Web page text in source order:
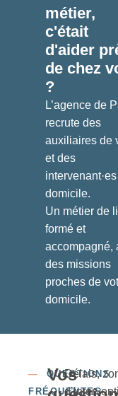
métier,
c'était
d'aider
de chez
?
L’agence de
recrute des
auxiliaires de
et des
domicile.
Un métier de
formé et
accompagné,
des missions
proches de
domicile.
— QUESTIONS
FRÉQUENTES
VosDélais,